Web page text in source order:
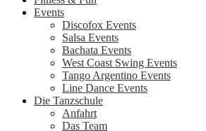
Events
Discofox Events
Salsa Events
Bachata Events
West Coast Swing Events
Tango Argentino Events
Line Dance Events
Die Tanzschule
Anfahrt
Das Team